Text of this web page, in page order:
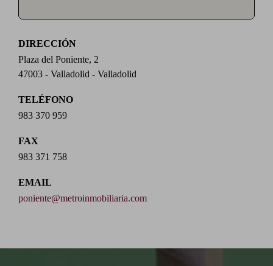
DIRECCIÓN
Plaza del Poniente, 2
47003 - Valladolid - Valladolid
TELÉFONO
983 370 959
FAX
983 371 758
EMAIL
poniente@metroinmobiliaria.com